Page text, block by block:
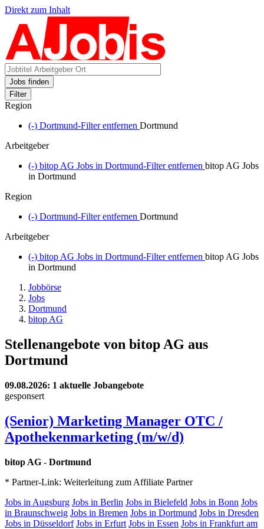
Direkt zum Inhalt
Jobs finden
Filter
Region
(-) Dortmund-Filter entfernen Dortmund
Arbeitgeber
(-) bitop AG Jobs in Dortmund-Filter entfernen bitop AG Jobs
in Dortmund
Region
(-) Dortmund-Filter entfernen Dortmund
Arbeitgeber
(-) bitop AG Jobs in Dortmund-Filter entfernen bitop AG Jobs
in Dortmund
Jobbörse
Jobs
Dortmund
bitop AG
Stellenangebote von bitop AG aus
Dortmund
09.08.2026: 1 aktuelle Jobangebote
gesponsert
(Senior) Marketing Manager OTC /
Apothekenmarketing (m/w/d)
bitop AG - Dortmund
* Partner-Link: Weiterleitung zum Affiliate Partner
Jobs in Augsburg Jobs in Berlin Jobs in Bielefeld Jobs in Bonn Jobs
in Braunschweig Jobs in Bremen Jobs in Dortmund Jobs in Dresden
Jobs in Düsseldorf Jobs in Erfurt Jobs in Essen Jobs in Frankfurt am